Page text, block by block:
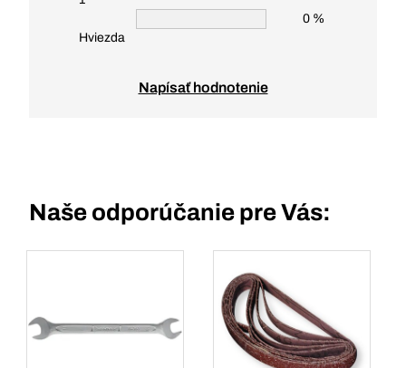
Hviezda
0 %
Napísať hodnotenie
Naše odporúčanie pre Vás: